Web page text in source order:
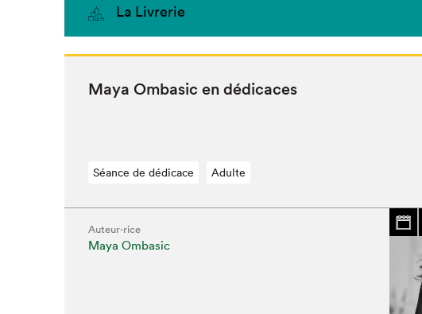
La Livrerie
Maya Omba­sic en dédicaces
Séance de dédicace Adulte
Auteur·rice
Maya Ombasic